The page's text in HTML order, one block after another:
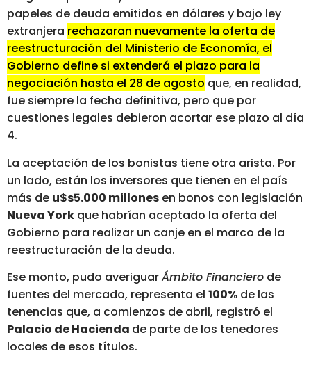
papeles de deuda emitidos en dólares y bajo ley
extranjera rechazaran nuevamente la oferta de
reestructuración del Ministerio de Economía, el
Gobierno define si extenderá el plazo para la
negociación hasta el 28 de agosto que, en realidad,
fue siempre la fecha definitiva, pero que por
cuestiones legales debieron acortar ese plazo al día
4.
La aceptación de los bonistas tiene otra arista. Por
un lado, están los inversores que tienen en el país
más de u$s5.000 millones en bonos con legislación
Nueva York que habrían aceptado la oferta del
Gobierno para realizar un canje en el marco de la
reestructuración de la deuda.
Ese monto, pudo averiguarÁmbito Financiero de
fuentes del mercado, representa el 100% de las
tenencias que, a comienzos de abril, registró el
Palacio de Hacienda de parte de los tenedores
locales de esos títulos.